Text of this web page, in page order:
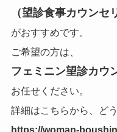
（望診食事カウンセ
がおすすめです。
ご希望の方は、
フェミニン望診カウ
お任せください。
詳細はこちらから、どう
https://woman-